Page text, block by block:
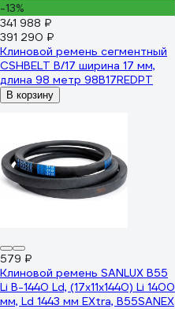
-13%
341 988 ₽
391 290 ₽
Клиновой ремень сегментный
CSHBELT B/17 ширина 17 мм,
длина 98 метр 98B17REDPT
В корзину
579 ₽
Клиновой ремень SANLUX B55
Li B-1440 Ld, (17x11x1440) Li 1400
мм, Ld 1443 мм EXtra, B55SANEX